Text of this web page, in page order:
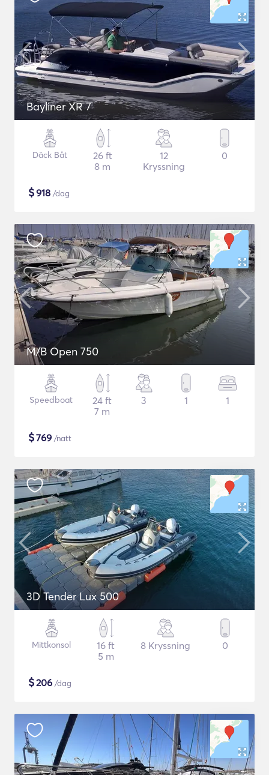
Bayliner XR 7
Däck Båt
26 ft
8 m
12
Kryssning
0
$918 /dag
M/B Open 750
Speedboat
24 ft
7 m
3 1 1
$769 /natt
3D Tender Lux 500
Mittkonsol
16 ft
5 m
8 Kryssning 0
$206 /dag